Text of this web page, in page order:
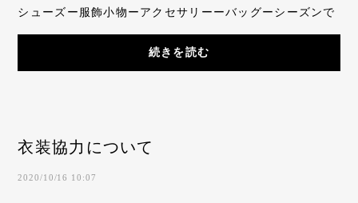
シューズー服飾小物ーアクセサリーーバッグーシーズンで
選ぶーカラーで選ぶーレンタル料で選ぶメン...
続きを読む
衣装協力について
2020/10/16 10:07